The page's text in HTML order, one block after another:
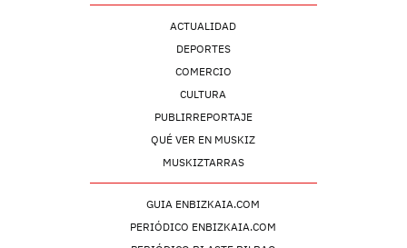
ACTUALIDAD
DEPORTES
COMERCIO
CULTURA
PUBLIRREPORTAJE
QUÉ VER EN MUSKIZ
MUSKIZTARRAS
GUIA ENBIZKAIA.COM
PERIÓDICO ENBIZKAIA.COM